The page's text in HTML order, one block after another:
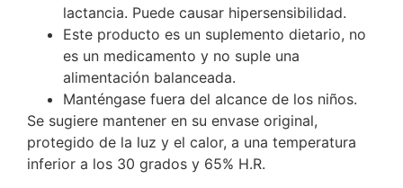
lactancia. Puede causar hipersensibilidad.
Este producto es un suplemento dietario, no
es un medicamento y no suple una
alimentación balanceada.
Manténgase fuera del alcance de los niños.
Se sugiere mantener en su envase original,
protegido de la luz y el calor, a una temperatura
inferior a los 30 grados y 65% H.R.